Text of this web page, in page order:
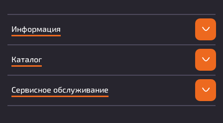
Информация
Каталог
Сервисное обслуживание